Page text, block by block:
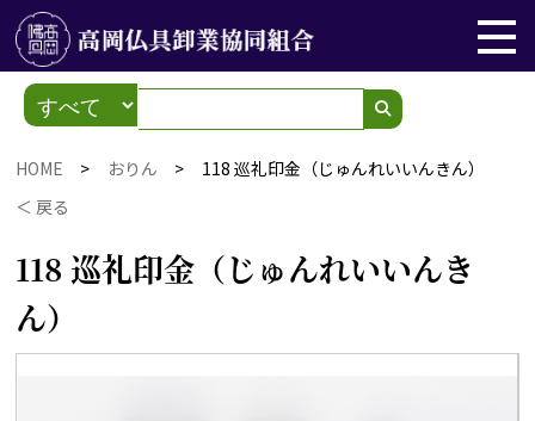
HOME > おりん >
118 巡礼印金（じゅんれいいんきん）
＜ 戻る
118 巡礼印金（じゅんれいいんき
ん）